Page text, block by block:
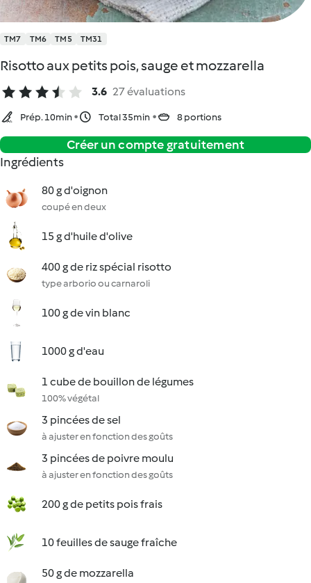
TM7 TM6 TM5 TM31
Risotto aux petits pois, sauge et mozzarella
3.6 27 évaluations
Prép. 10min Total 35min 8 portions
Créer un compte gratuitement
Ingrédients
80 g d'oignon
coupé en deux
15 g d'huile d'olive
400 g de riz spécial risotto
type arborio ou carnaroli
100 g de vin blanc
1000 g d'eau
1 cube de bouillon de légumes
100% végétal
3 pincées de sel
à ajuster en fonction des goûts
3 pincées de poivre moulu
à ajuster en fonction des goûts
200 g de petits pois frais
10 feuilles de sauge fraîche
50 g de mozzarella